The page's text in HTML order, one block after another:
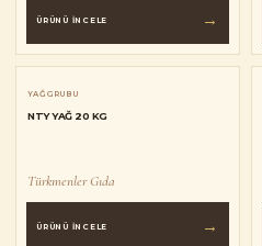
ÜRÜNÜ İNCELE →
YAĞ GRUBU
NTY YAĞ 20 KG
Türkmenler Gıda
ÜRÜNÜ İNCELE →